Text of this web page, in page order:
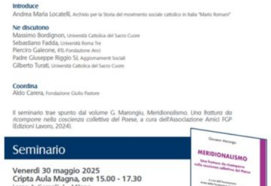
Le doti sociali e civili dello sviluppo locale. Seminario 30 maggio
2025
CONVEGNI E SEMINARI